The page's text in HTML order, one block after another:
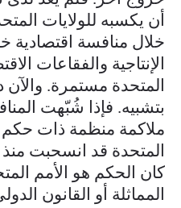
أن يكسبه للولايات
خلال منافسة اقتصادية
الإنتاجية والفقاعات
المتحدة مستمرة. والآن
بتشبيه. فإذا شُبّهت
ملاكمة منظمة ذات حكم
المتحدة قد انسحبت منذ
كان الحكم هو الأمم
المماثلة أو القانون